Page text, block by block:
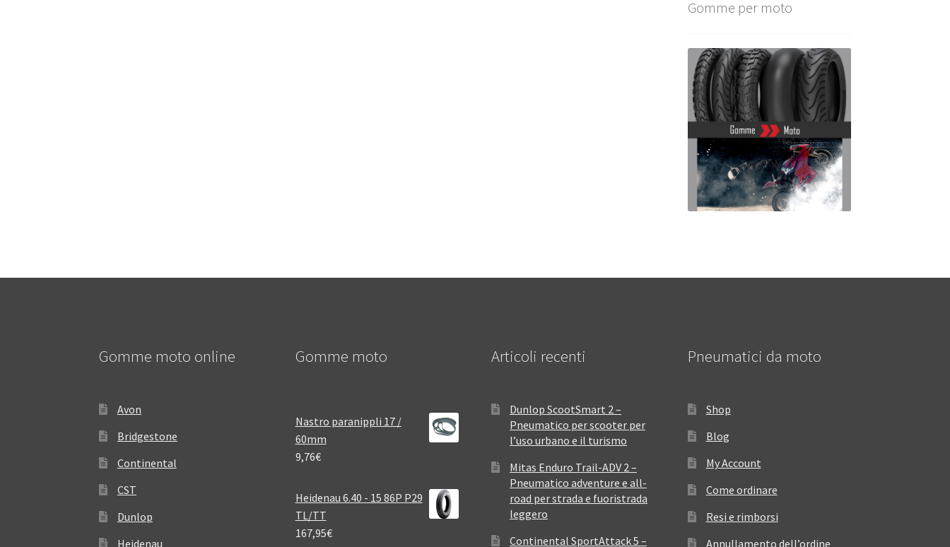
Gomme per moto
Gomme moto online
Avon
Bridgestone
Continental
CST
Dunlop
Heidenau
Gomme moto
Nastro paranippli 17 /
60mm
9,76€
Heidenau 6.40 - 15 86P P29
TL/TT
167,95€
Articoli recenti
Dunlop ScootSmart 2 –
Pneumatico per scooter per
l’uso urbano e il turismo
Mitas Enduro Trail-ADV 2 –
Pneumatico adventure e all-
road per strada e fuoristrada
leggero
Continental SportAttack 5 –
Pneumatici da moto
Shop
Blog
My Account
Come ordinare
Resi e rimborsi
Annullamento dell’ordine